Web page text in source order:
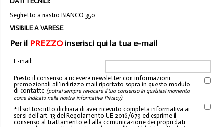
Seghetto a nastro BIANCO 350
VISIBILE A VARESE
Per il PREZZOinserisci qui la tua e-mail
E-mail:
Presto il consenso a ricevere newsletter con informazioni
promozionali all'indirizzo mail riportato sopra in questo modulo
di contatto (potrai sempre revocare il tuo consenso in qualsiasi momento
come indicato nella nostra informativa Privacy):
* Il sottoscritto dichiara di aver ricevuto completa informativa ai
sensi dell'art. 13 del Regolamento UE 2016/679 ed esprime il
consenso al trattamento ed alla comunicazione dei propri dati